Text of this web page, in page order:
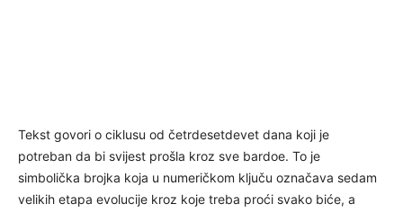
Tekst govori o ciklusu od četrdesetdevet dana koji je
potreban da bi svijest prošla kroz sve bardoe. To je
simbolička brojka koja u numeričkom ključu označava sedam
velikih etapa evolucije kroz koje treba proći svako biće, a